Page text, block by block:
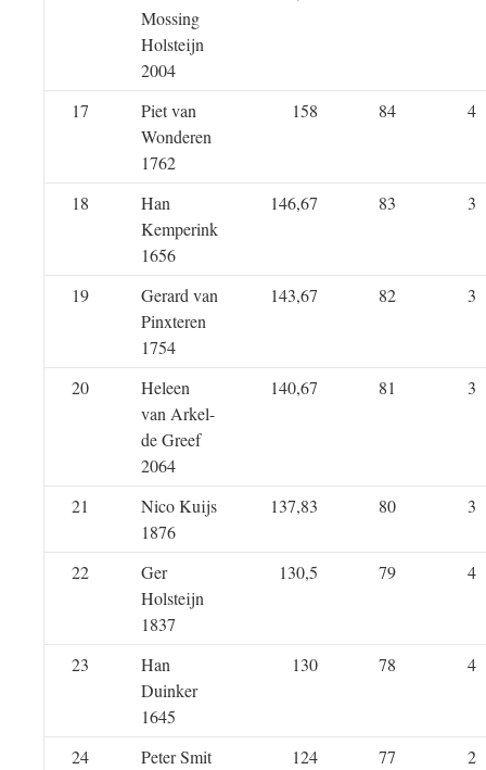
Mossing
Holsteijn
2004
17
Piet van
Wonderen
1762
158 84 4
18
Han
Kemperink
1656
146,67 83 3
19
Gerard van
Pinxteren
1754
143,67 82 3
20
Heleen
van Arkel-
de Greef
2064
140,67 81 3
21
Nico Kuijs
1876
137,83 80 3
22
Ger
Holsteijn
1837
130,5 79 4
23
Han
Duinker
1645
130 78 4
24
Peter Smit
124 77 2